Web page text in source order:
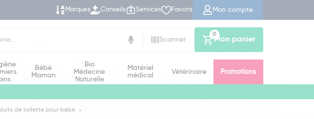
Marques Conseils Services Favoris Mon compte
Scanner
Mon panier
0
Bébé
Maman
Bio
Médecine
Naturelle
Matériel
médical
Vétérinaire Promotions
de toilette pour bébé